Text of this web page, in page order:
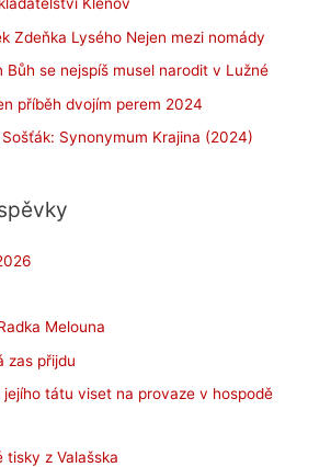
Klenov
Zdeňka Lysého Nejen mezi nomády
Bůh se nejspíš musel narodit v Lužné
příběh dvojím perem 2024
Synonymum Krajina (2024)
Melouna
zas přijdu
jejího tátu viset na provaze v hospodě
tisky z Valašska